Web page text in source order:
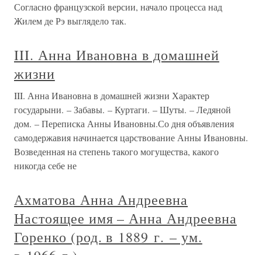
Согласно французской версии, начало процесса над
Жилем де Рэ выглядело так.
III. Анна Ивановна в домашней
жизни
III. Анна Ивановна в домашней жизни Характер
государыни. – Забавы. – Куртаги. – Шуты. – Ледяной
дом. – Переписка Анны Ивановны.Со дня объявления
самодержавия начинается царствование Анны Ивановны.
Возведенная на степень такого могущества, какого
никогда себе не
Ахматова Анна Андреевна
Настоящее имя – Анна Андреевна
Горенко (род. в 1889 г. – ум.